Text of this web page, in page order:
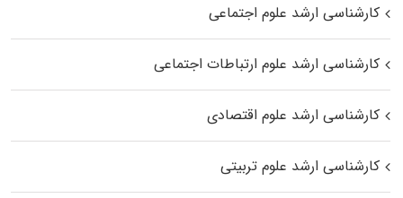
کارشناسی ارشد علوم اجتماعی
کارشناسی ارشد علوم ارتباطات اجتماعی
کارشناسی ارشد علوم اقتصادی
کارشناسی ارشد علوم تربیتی